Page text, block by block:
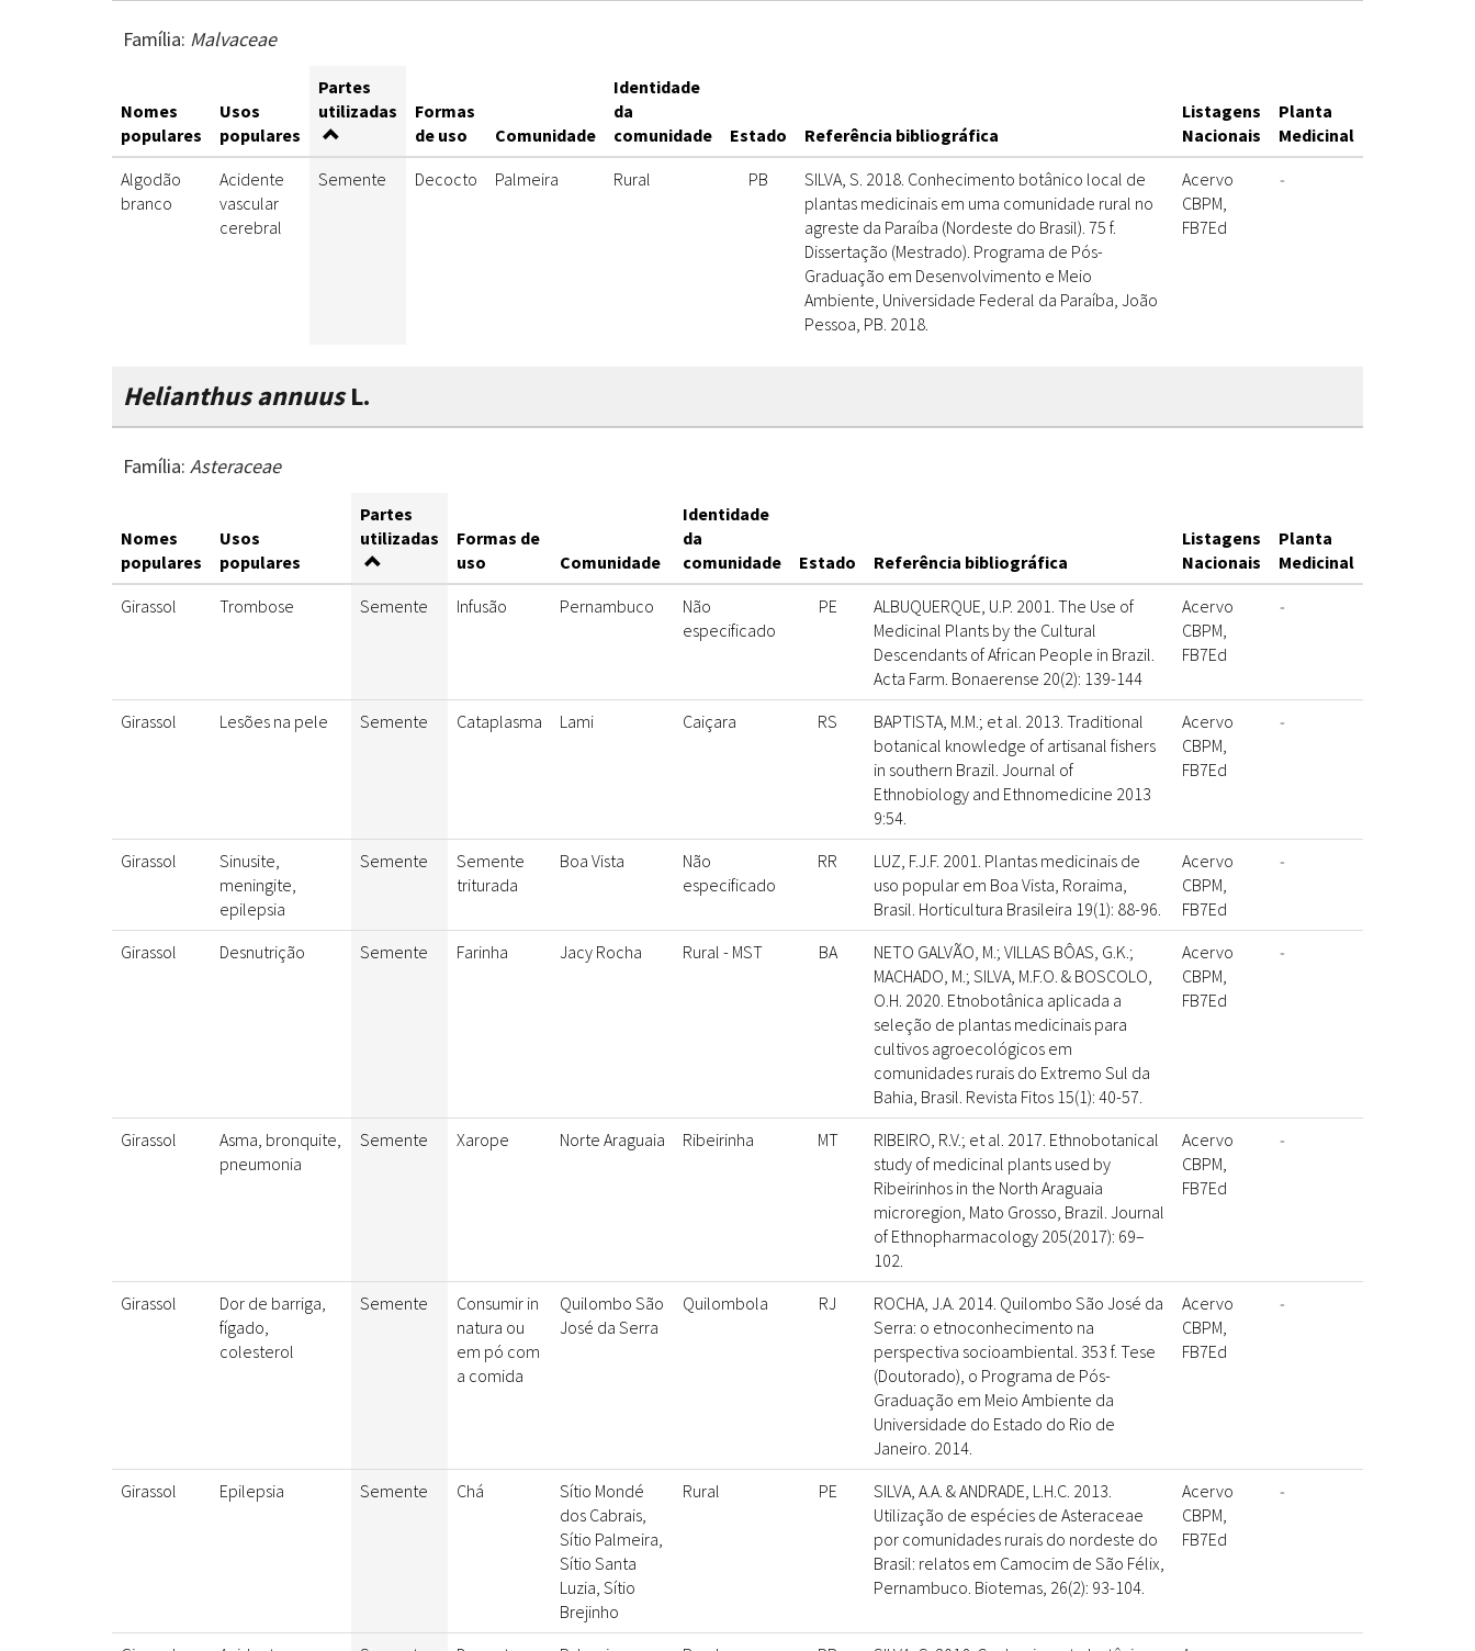
Família: Malvaceae
Nomes
populares
Usos
populares
Partes
utilizadas
Formas
de uso
Comunidade
Identidade
da
comunidade
Estado Referência bibliográfica
Listagens
Nacionais
Planta
Medicinal
Algodão
branco
Acidente
vascular
cerebral
Semente Decocto Palmeira Rural PB
SILVA, S. 2018. Conhecimento botânico local de
plantas medicinais em uma comunidade rural no
agreste da Paraíba (Nordeste do Brasil). 75 f.
Dissertação (Mestrado). Programa de Pós-
Graduação em Desenvolvimento e Meio
Ambiente, Universidade Federal da Paraíba, João
Pessoa, PB. 2018.
Acervo
CBPM,
FB7Ed
-
Helianthus annuusL.
Família: Asteraceae
Nomes
populares
Usos
populares
Partes
utilizadas
Formas de
uso
Comunidade
Identidade
da
comunidade
Estado Referência bibliográfica
Listagens
Nacionais
Planta
Medicinal
Girassol
Trombose Semente Infusão Pernambuco
Não
especificado
PE
ALBUQUERQUE, U.P. 2001. The Use of
Medicinal Plants by the Cultural
Descendants of African People in Brazil.
Acta Farm. Bonaerense 20(2): 139-144
Acervo
CBPM,
FB7Ed
-
Girassol Lesões na pele Semente Cataplasma Lami Caiçara RS
BAPTISTA, M.M.; et al. 2013. Traditional
botanical knowledge of artisanal fishers
in southern Brazil. Journal of
Ethnobiology and Ethnomedicine 2013
9:54.
Acervo
CBPM,
FB7Ed
-
Girassol
Sinusite,
meningite,
epilepsia
Semente
Semente
triturada
Boa Vista
Não
especificado
RR
LUZ, F.J.F. 2001. Plantas medicinais de
uso popular em Boa Vista, Roraima,
Brasil. Horticultura Brasileira 19(1): 88-96.
Acervo
CBPM,
FB7Ed
-
Girassol Desnutrição Semente Farinha Jacy Rocha Rural - MST BA
NETO GALVÃO, M.; VILLAS BÔAS, G.K.;
MACHADO, M.; SILVA, M.F.O. & BOSCOLO,
O.H. 2020. Etnobotânica aplicada a
seleção de plantas medicinais para
cultivos agroecológicos em
comunidades rurais do Extremo Sul da
Bahia, Brasil. Revista Fitos 15(1): 40-57.
Acervo
CBPM,
FB7Ed
-
Girassol
Asma, bronquite,
pneumonia
Semente Xarope Norte Araguaia Ribeirinha MT
RIBEIRO, R.V.; et al. 2017. Ethnobotanical
study of medicinal plants used by
Ribeirinhos in the North Araguaia
microregion, Mato Grosso, Brazil. Journal
of Ethnopharmacology 205(2017): 69–
102.
Acervo
CBPM,
FB7Ed
-
Girassol
Dor de barriga,
fígado,
colesterol
Semente
Consumir in
natura ou
em pó com
a comida
Quilombo São
José da Serra
Quilombola RJ
ROCHA, J.A. 2014. Quilombo São José da
Serra: o etnoconhecimento na
perspectiva socioambiental. 353 f. Tese
(Doutorado), o Programa de Pós-
Graduação em Meio Ambiente da
Universidade do Estado do Rio de
Janeiro. 2014.
Acervo
CBPM,
FB7Ed
-
Girassol Epilepsia Semente Chá
Sítio Mondé
dos Cabrais,
Sítio Palmeira,
Sítio Santa
Luzia, Sítio
Brejinho
Rural PE
SILVA, A.A. & ANDRADE, L.H.C. 2013.
Utilização de espécies de Asteraceae
por comunidades rurais do nordeste do
Brasil: relatos em Camocim de São Félix,
Pernambuco. Biotemas, 26(2): 93-104.
Acervo
CBPM,
FB7Ed
-